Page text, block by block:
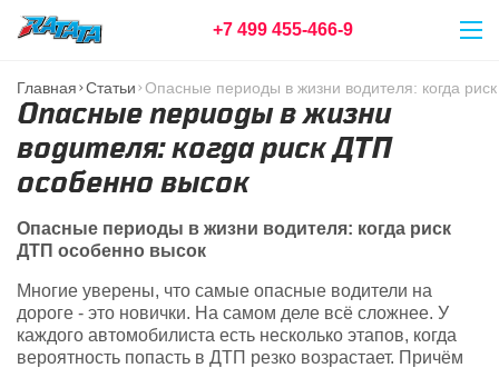
+7 499 455-466-9
Главная Статьи Опасные периоды в жизни водителя: когда
Опасные периоды в жизни
водителя: когда риск ДТП
особенно высок
Опасные периоды в жизни водителя: когда риск
ДТП особенно высок
Многие уверены, что самые опасные водители на
дороге - это новички. На самом деле всё сложнее. У
каждого автомобилиста есть несколько этапов, когда
вероятность попасть в ДТП резко возрастает. Причём